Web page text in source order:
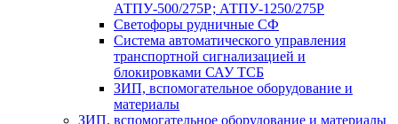
АТПУ-500/275Р; АТПУ-1250/275Р
Светофоры рудничные СФ
Система автоматического управления
транспортной сигнализацией и
блокировками САУ ТСБ
ЗИП, вспомогательное оборудование и
материалы
ЗИП, вспомогательное оборудование и материалы